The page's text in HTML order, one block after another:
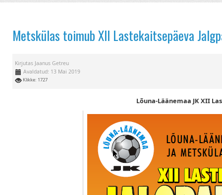
Metskülas toimub XII Lastekaitsepäeva
Kirjutas Jaanus Getreu
Avaldatud: 13 Mai 2019
Klikke: 1727
Lõuna-Läänemaa JK XII